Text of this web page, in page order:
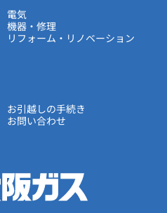
電気
機器・修理
リフォーム・リノベーション
お引越しの手続き
お問い合わせ